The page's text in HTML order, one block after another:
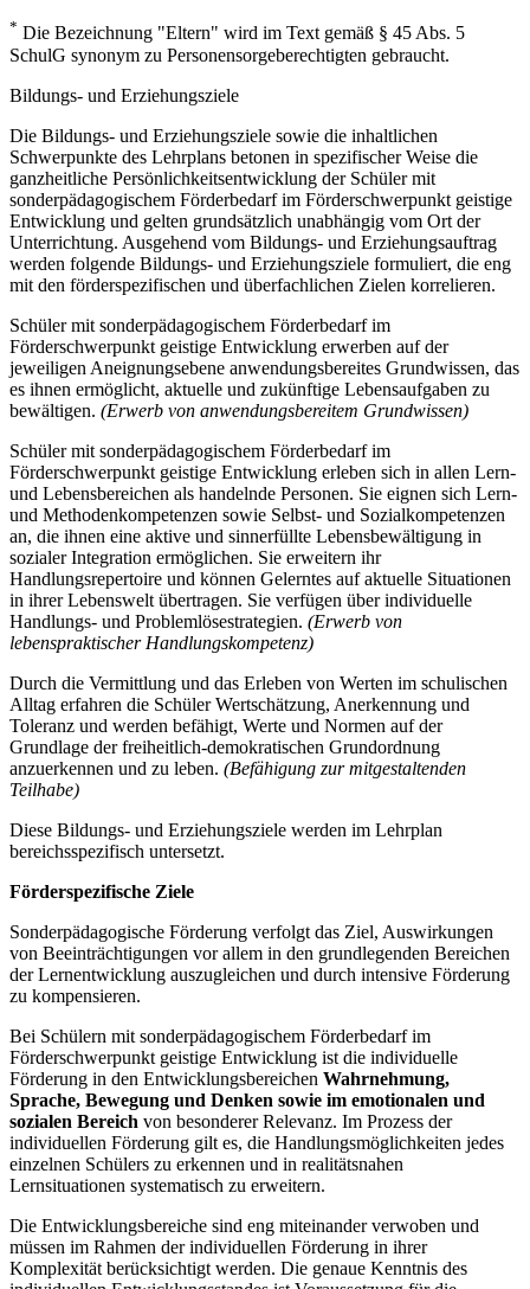
* Die Bezeichnung "Eltern" wird im Text gemäß § 45 Abs. 5
SchulG synonym zu Personensorgeberechtigten gebraucht.
Bildungs- und Erziehungsziele
Die Bildungs- und Erziehungsziele sowie die inhaltlichen
Schwerpunkte des Lehrplans betonen in spezifischer Weise die
ganzheitliche Persönlichkeitsentwicklung der Schüler mit
sonderpädagogischem Förderbedarf im Förderschwerpunkt geistige
Entwicklung und gelten grundsätzlich unabhängig vom Ort der
Unterrichtung. Ausgehend vom Bildungs- und Erziehungsauftrag
werden folgende Bildungs- und Erziehungsziele formuliert, die eng
mit den förderspezifischen und überfachlichen Zielen korrelieren.
Schüler mit sonderpädagogischem Förderbedarf im
Förderschwerpunkt geistige Entwicklung erwerben auf der
jeweiligen Aneignungsebene anwendungsbereites Grundwissen, das
es ihnen ermöglicht, aktuelle und zukünftige Lebensaufgaben zu
bewältigen. (Erwerb von anwendungsbereitem Grundwissen)
Schüler mit sonderpädagogischem Förderbedarf im
Förderschwerpunkt geistige Entwicklung erleben sich in allen Lern-
und Lebensbereichen als handelnde Personen. Sie eignen sich Lern-
und Methodenkompetenzen sowie Selbst- und Sozialkompetenzen
an, die ihnen eine aktive und sinnerfüllte Lebensbewältigung in
sozialer Integration ermöglichen. Sie erweitern ihr
Handlungsrepertoire und können Gelerntes auf aktuelle Situationen
in ihrer Lebenswelt übertragen. Sie verfügen über individuelle
Handlungs- und Problemlösestrategien. (Erwerb von
lebenspraktischer Handlungskompetenz)
Durch die Vermittlung und das Erleben von Werten im schulischen
Alltag erfahren die Schüler Wertschätzung, Anerkennung und
Toleranz und werden befähigt, Werte und Normen auf der
Grundlage der freiheitlich-demokratischen Grundordnung
anzuerkennen und zu leben. (Befähigung zur mitgestaltenden
Teilhabe)
Diese Bildungs- und Erziehungsziele werden im Lehrplan
bereichsspezifisch untersetzt.
Förderspezifische Ziele
Sonderpädagogische Förderung verfolgt das Ziel, Auswirkungen
von Beeinträchtigungen vor allem in den grundlegenden Bereichen
der Lernentwicklung auszugleichen und durch intensive Förderung
zu kompensieren.
Bei Schülern mit sonderpädagogischem Förderbedarf im
Förderschwerpunkt geistige Entwicklung ist die individuelle
Förderung in den Entwicklungsbereichen Wahrnehmung,
Sprache, Bewegung und Denken sowie im emotionalen und
sozialen Bereich von besonderer Relevanz. Im Prozess der
individuellen Förderung gilt es, die Handlungsmöglichkeiten jedes
einzelnen Schülers zu erkennen und in realitätsnahen
Lernsituationen systematisch zu erweitern.
Die Entwicklungsbereiche sind eng miteinander verwoben und
müssen im Rahmen der individuellen Förderung in ihrer
Komplexität berücksichtigt werden. Die genaue Kenntnis des